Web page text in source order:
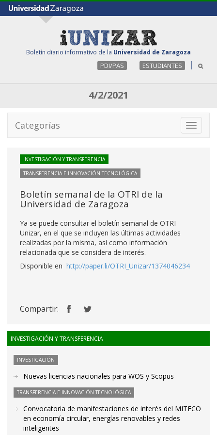
Boletín diario informativo de la Universidad de Zaragoza
PDI/PAS ESTUDIANTES
4/2/2021
Toggle
Categorías
INVESTIGACIÓN Y TRANSFERENCIA
TRANSFERENCIA E INNOVACIÓN TECNOLÓGICA
Boletín semanal de la OTRI de la
Universidad de Zaragoza
Ya se puede consultar el boletín semanal de OTRI
Unizar, en el que se incluyen las últimas actividades
realizadas por la misma, así como información
relacionada que se considera de interés.
Disponible en http://paper.li/OTRI_Unizar/1374046234
Compartir:
INVESTIGACIÓN Y TRANSFERENCIA
INVESTIGACIÓN
Nuevas licencias nacionales para WOS y Scopus
TRANSFERENCIA E INNOVACIÓN TECNOLÓGICA
Convocatoria de manifestaciones de interés del MITECO
en economía circular, energías renovables y redes
inteligentes